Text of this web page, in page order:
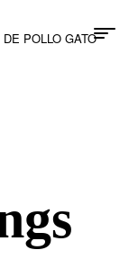
POLLO GATO